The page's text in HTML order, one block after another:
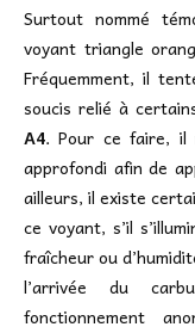
Surtout nommé
voyant triangle
Fréquemment, il
soucis relié à
A4. Pour ce faire, il
approfondi afin de
ailleurs, il existe
ce voyant, s’il
fraîcheur ou
l’arrivée du
fonctionnement